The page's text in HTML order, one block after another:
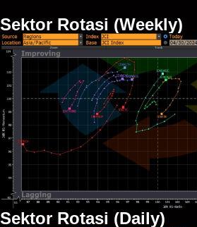
Sektor Rotasi (Weekly)
Sektor Rotasi (Daily)